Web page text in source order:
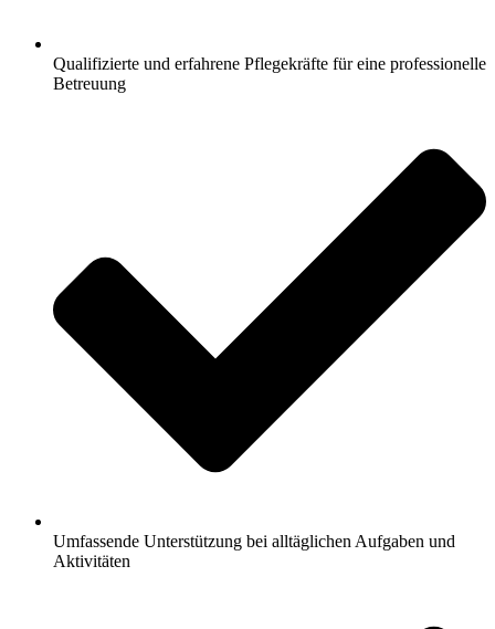
Qualifizierte und erfahrene Pflegekräfte für eine professionelle
Betreuung
Umfassende Unterstützung bei alltäglichen Aufgaben und
Aktivitäten